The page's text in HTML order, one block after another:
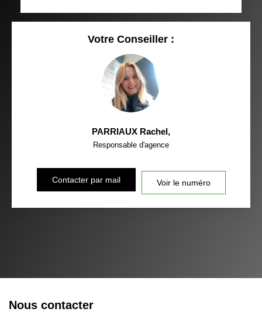
Votre Conseiller :
PARRIAUX Rachel,
Responsable d'agence
Contacter par mail Voir le numéro
Nous contacter